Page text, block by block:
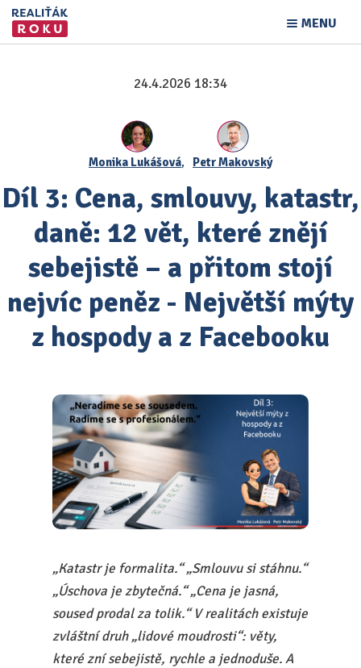
MENU
24.4.2026 18:34
Monika Lukášová, Petr Makovský
Díl 3: Cena, smlouvy, katastr,
daně: 12 vět, které znějí
sebejistě – a přitom stojí
nejvíc peněz - Největší mýty
z hospody a z Facebooku
„Katastr je formalita.“ „Smlouvu si stáhnu.“
„Úschova je zbytečná.“ „Cena je jasná,
soused prodal za tolik.“ V realitách existuje
zvláštní druh „lidové moudrosti“: věty,
které zní sebejistě, rychle a jednoduše. A